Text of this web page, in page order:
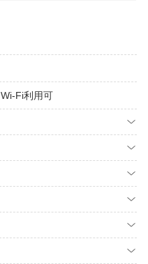
Wi-Fi利用可